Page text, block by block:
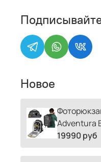
Новое
Adventura
19990 руб